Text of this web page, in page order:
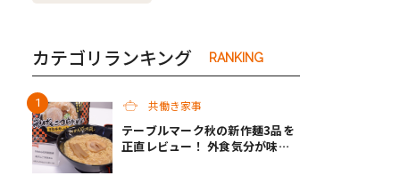
カテゴリランキング RANKING
共働き家事
テーブルマーク秋の新作麺3品を
正直レビュー！ 外食気分が味わ